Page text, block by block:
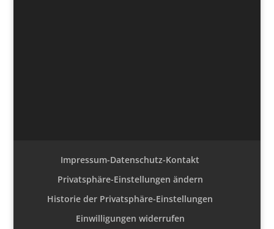
Impressum-Datenschutz-Kontakt
Privatsphäre-Einstellungen ändern
Historie der Privatsphäre-Einstellungen
Einwilligungen widerrufen